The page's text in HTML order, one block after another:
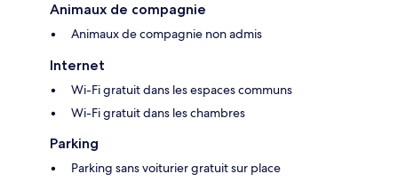
Animaux de compagnie
Animaux de compagnie non admis
Internet
Wi-Fi gratuit dans les espaces communs
Wi-Fi gratuit dans les chambres
Parking
Parking sans voiturier gratuit sur place